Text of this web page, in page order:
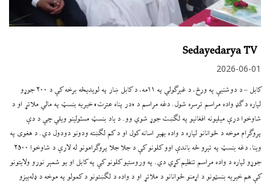
Sedayedarya TV
2026-06-01
کابل – د دوشنبې په ورځ، د غبرګولي په ۱۱مه، د کابل ښار په لوېدیځه برخه کې د ۲۰۰ جوړو
لپاره د ګډ واده مراسم ترسره شول. دغه مراسم د «در پناه عترت» خیریه بنسټ په مالي ملاتړ او د
شاوخوا درې میلیونه افغانیو په لګښت جوړ شوي وو. د یاد بنسټ مسئولینو ویلي چې د دې
پروګرام موخه د ځوانانو لپاره د واده بهیر اسانه کول او د کم لګښته ودونو دودول دي. د هغوی په
وینا، دغه بنسټ په تېرو څه باندې اوو کلونو کې د جلا جلا پروګرامونو له لارې د شاوخوا ۲۵۰۰
جوړو لپاره د واده مراسم تنظیم کړي دي. په وروستیو کلونو کې په کابل او یو شمېر نورو ولایتونو
کې هم خیریه بنسټونو د اړمنو ځوانانو د ملاتړ او د واده د لګښتونو د کمولو په موخه د ډله‌ییزو